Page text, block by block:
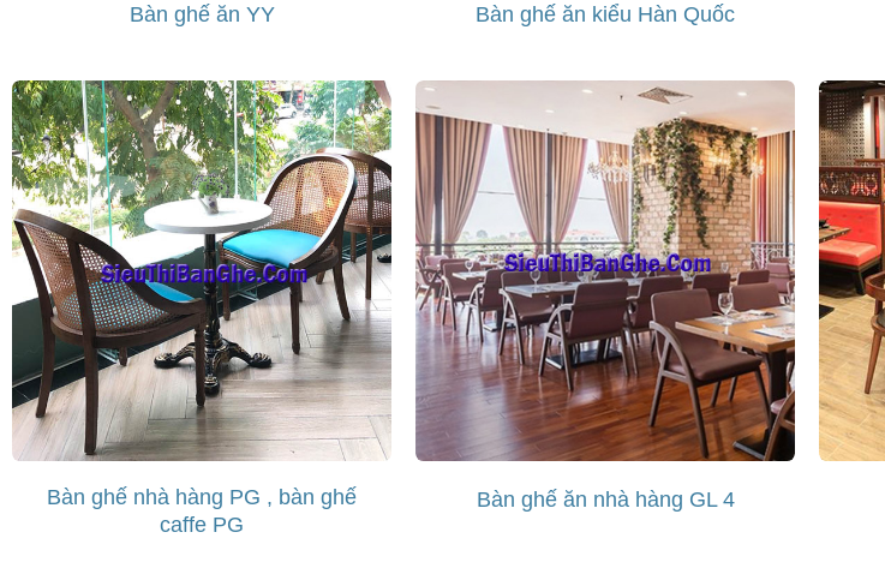
Bàn ghế ăn YY Bàn ghế ăn kiểu Hàn Quốc
Bàn ghế nhà hàng PG , bàn ghế
caffe PG
Bàn ghế ăn nhà hàng GL 4